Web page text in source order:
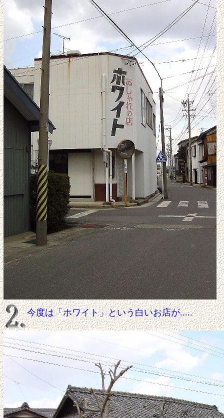
今度は「ホワイト」という白いお店が.....